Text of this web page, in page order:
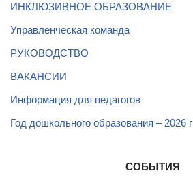
ИНКЛЮЗИВНОЕ ОБРАЗОВАНИЕ
Управленческая команда
РУКОВОДСТВО
ВАКАНСИИ
Информация для педагогов
Год дошкольного образования – 2026 г
СОБЫТИЯ